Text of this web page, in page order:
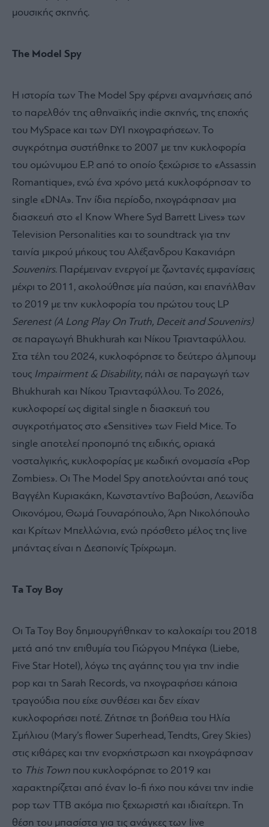
μουσικής σκηνής.
The Model Spy
Η ιστορία των Τhe Model Spy φέρνει αναμνήσεις από
το παρελθόν της αθηναϊκής indie σκηνής, της εποχής
του MySpace και των DYI ηχογραφήσεων. Το
συγκρότημα συστήθηκε το 2007 με την κυκλοφορία
του ομώνυμου E.P. από το οποίο ξεχώρισε το «Assassin
Romantique», ενώ ένα χρόνο μετά κυκλοφόρησαν το
single «DNA». Την ίδια περίοδο, ηχογράφησαν μια
διασκευή στο «I Know Where Syd Barrett Lives» των
Television Personalities και το soundtrack για την
ταινία μικρού μήκους του Αλέξανδρου Κακανιάρη
Souvenirs. Παρέμειναν ενεργοί με ζωντανές εμφανίσεις
μέχρι το 2011, ακολούθησε μία παύση, και επανήλθαν
το 2019 με την κυκλοφορία του πρώτου τους LP
Serenest (A Long Play On Truth, Deceit and Souvenirs)
σε παραγωγή Bhukhurah και Νίκου Τριανταφύλλου.
Στα τέλη του 2024, κυκλοφόρησε το δεύτερο άλμπουμ
τους Impairment & Disability, πάλι σε παραγωγή των
Bhukhurah και Νίκου Τριανταφύλλου. Το 2026,
κυκλοφορεί ως digital single η διασκευή του
συγκροτήματος στο «Sensitive» των Field Mice. Το
single αποτελεί προπομπό της ειδικής, οριακά
νοσταλγικής, κυκλοφορίας με κωδική ονομασία «Pop
Zombies». Oι Τhe Model Spy αποτελούνται από τους
Βαγγέλη Κυριακάκη, Κωνσταντίνο Βαβούση, Λεωνίδα
Οικονόμου, Θωμά Γουναρόπουλο, Άρη Νικολόπουλο
και Κρίτων Μπελλώνια, ενώ πρόσθετο μέλος της live
μπάντας είναι η Δεσποινίς Τρίχρωμη.
Τa Τoy Boy
Οι Ta Toy Boy δημιουργήθηκαν το καλοκαίρι του 2018
μετά από την επιθυμία του Γιώργου Μπέγκα (Liebe,
Five Star Hotel), λόγω της αγάπης του για την indie
pop και τη Sarah Records, να ηχογραφήσει κάποια
τραγούδια που είχε συνθέσει και δεν είχαν
κυκλοφορήσει ποτέ. Ζήτησε τη βοήθεια του Ηλία
Σμήλιου (Mary’s flower Superhead, Tendts, Grey Skies)
στις κιθάρες και την ενορχήστρωση και ηχογράφησαν
το This Town που κυκλοφόρησε το 2019 και
χαρακτηρίζεται από έναν lo-fi ήχο που κάνει την indie
pop των ΤΤΒ ακόμα πιο ξεχωριστή και ιδιαίτερη. Τη
θέση του μπασίστα για τις ανάγκες των live